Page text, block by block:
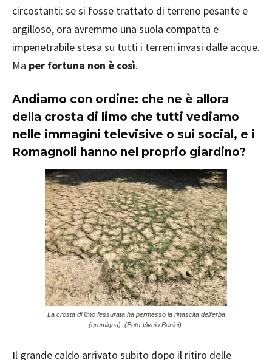
circostanti: se si fosse trattato di terreno pesante e
argilloso, ora avremmo una suola compatta e
impenetrabile stesa su tutti i terreni invasi dalle acque.
Ma per fortuna non è così.
Andiamo con ordine: che ne è allora
della crosta di limo che tutti vediamo
nelle immagini televisive o sui social, e i
Romagnoli hanno nel proprio giardino?
La crosta di limo fessurata ha permesso la rinascita dell’erba
(gramigna). (Foto Vivaio Benini).
Il grande caldo arrivato subito dopo il ritiro delle